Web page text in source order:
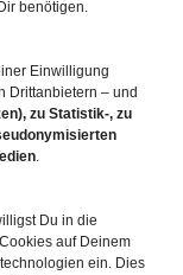
benötigen.
Einwilligung
Drittanbietern – und
zu Statistik-, zu
.
Du in die
auf Deinem
ein. Dies